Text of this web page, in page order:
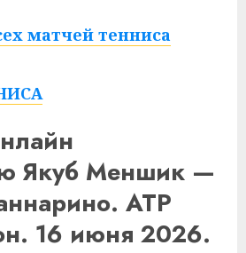
матчей тенниса
Якуб Меншик —
ATP
16 июня 2026.